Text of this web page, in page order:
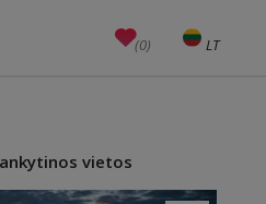
(0) LT
EN
vietos